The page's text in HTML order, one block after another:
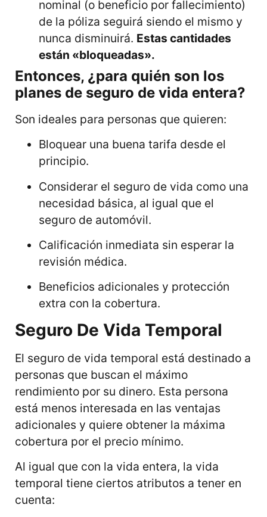
nominal (o beneficio por fallecimiento)
de la póliza seguirá siendo el mismo y
nunca disminuirá. Estas cantidades
están «bloqueadas».
Entonces, ¿para quién son los
planes de seguro de vida entera?
Son ideales para personas que quieren:
Bloquear una buena tarifa desde el
principio.
Considerar el seguro de vida como una
necesidad básica, al igual que el
seguro de automóvil.
Calificación inmediata sin esperar la
revisión médica.
Beneficios adicionales y protección
extra con la cobertura.
Seguro De Vida Temporal
El seguro de vida temporal está destinado a
personas que buscan el máximo
rendimiento por su dinero. Esta persona
está menos interesada en las ventajas
adicionales y quiere obtener la máxima
cobertura por el precio mínimo.
Al igual que con la vida entera, la vida
temporal tiene ciertos atributos a tener en
cuenta: